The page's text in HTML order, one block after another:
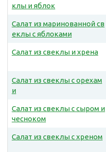
клы и яблок
Салат из маринованной св
еклы с яблоками
Салат из свеклы и хрена
Салат из свеклы с орехам
и
Салат из свеклы с сыром и
чесноком
Салат из свеклы с хреном